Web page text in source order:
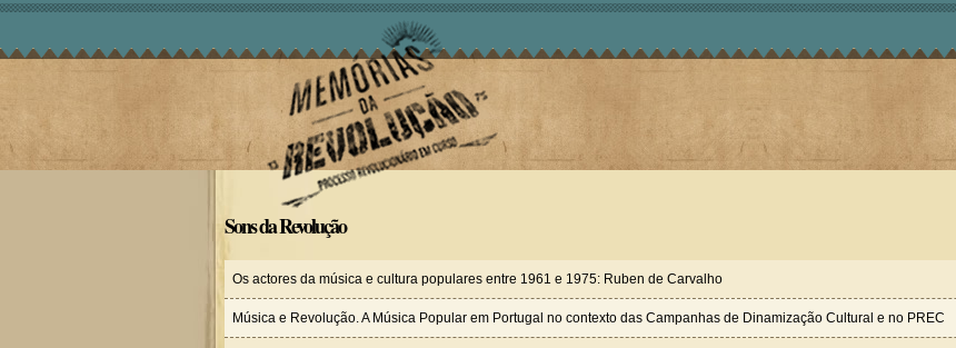
Sons da Revolução
Os actores da música e cultura populares entre 1961 e 1975: Ruben de Carvalho
Música e Revolução. A Música Popular em Portugal no contexto das Campanhas de Dinamização Cultural e no PREC